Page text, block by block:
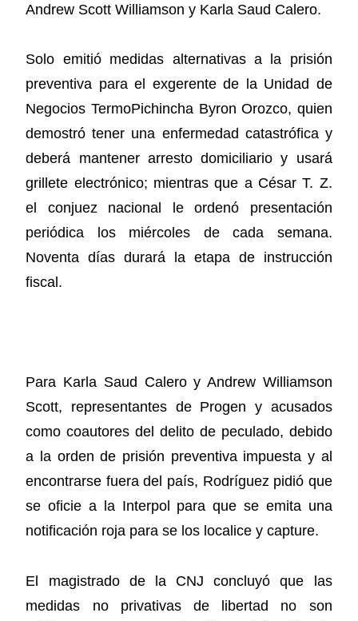
Andrew Scott Williamson y Karla Saud Calero.
Solo emitió medidas alternativas a la prisión
preventiva para el exgerente de la Unidad de
Negocios TermoPichincha Byron Orozco, quien
demostró tener una enfermedad catastrófica y
deberá mantener arresto domiciliario y usará
grillete electrónico; mientras que a César T. Z.
el conjuez nacional le ordenó presentación
periódica los miércoles de cada semana.
Noventa días durará la etapa de instrucción
fiscal.
Para Karla Saud Calero y Andrew Williamson
Scott, representantes de Progen y acusados
como coautores del delito de peculado, debido
a la orden de prisión preventiva impuesta y al
encontrarse fuera del país, Rodríguez pidió que
se oficie a la Interpol para que se emita una
notificación roja para se los localice y capture.
El magistrado de la CNJ concluyó que las
medidas no privativas de libertad no son